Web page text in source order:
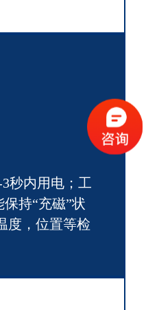
秒内用电；工
持“充磁”状
度，位置等检